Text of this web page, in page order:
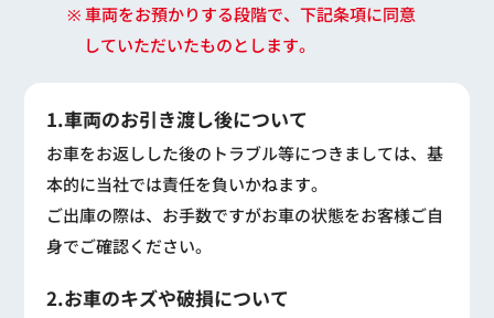
※ 車両をお預かりする段階で、下記条項に同意
していただいたものとします。
1.車両のお引き渡し後について
お車をお返しした後のトラブル等につきましては、基
本的に当社では責任を負いかねます。
ご出庫の際は、お手数ですがお車の状態をお客様ご自
身でご確認ください。
2.お車のキズや破損について